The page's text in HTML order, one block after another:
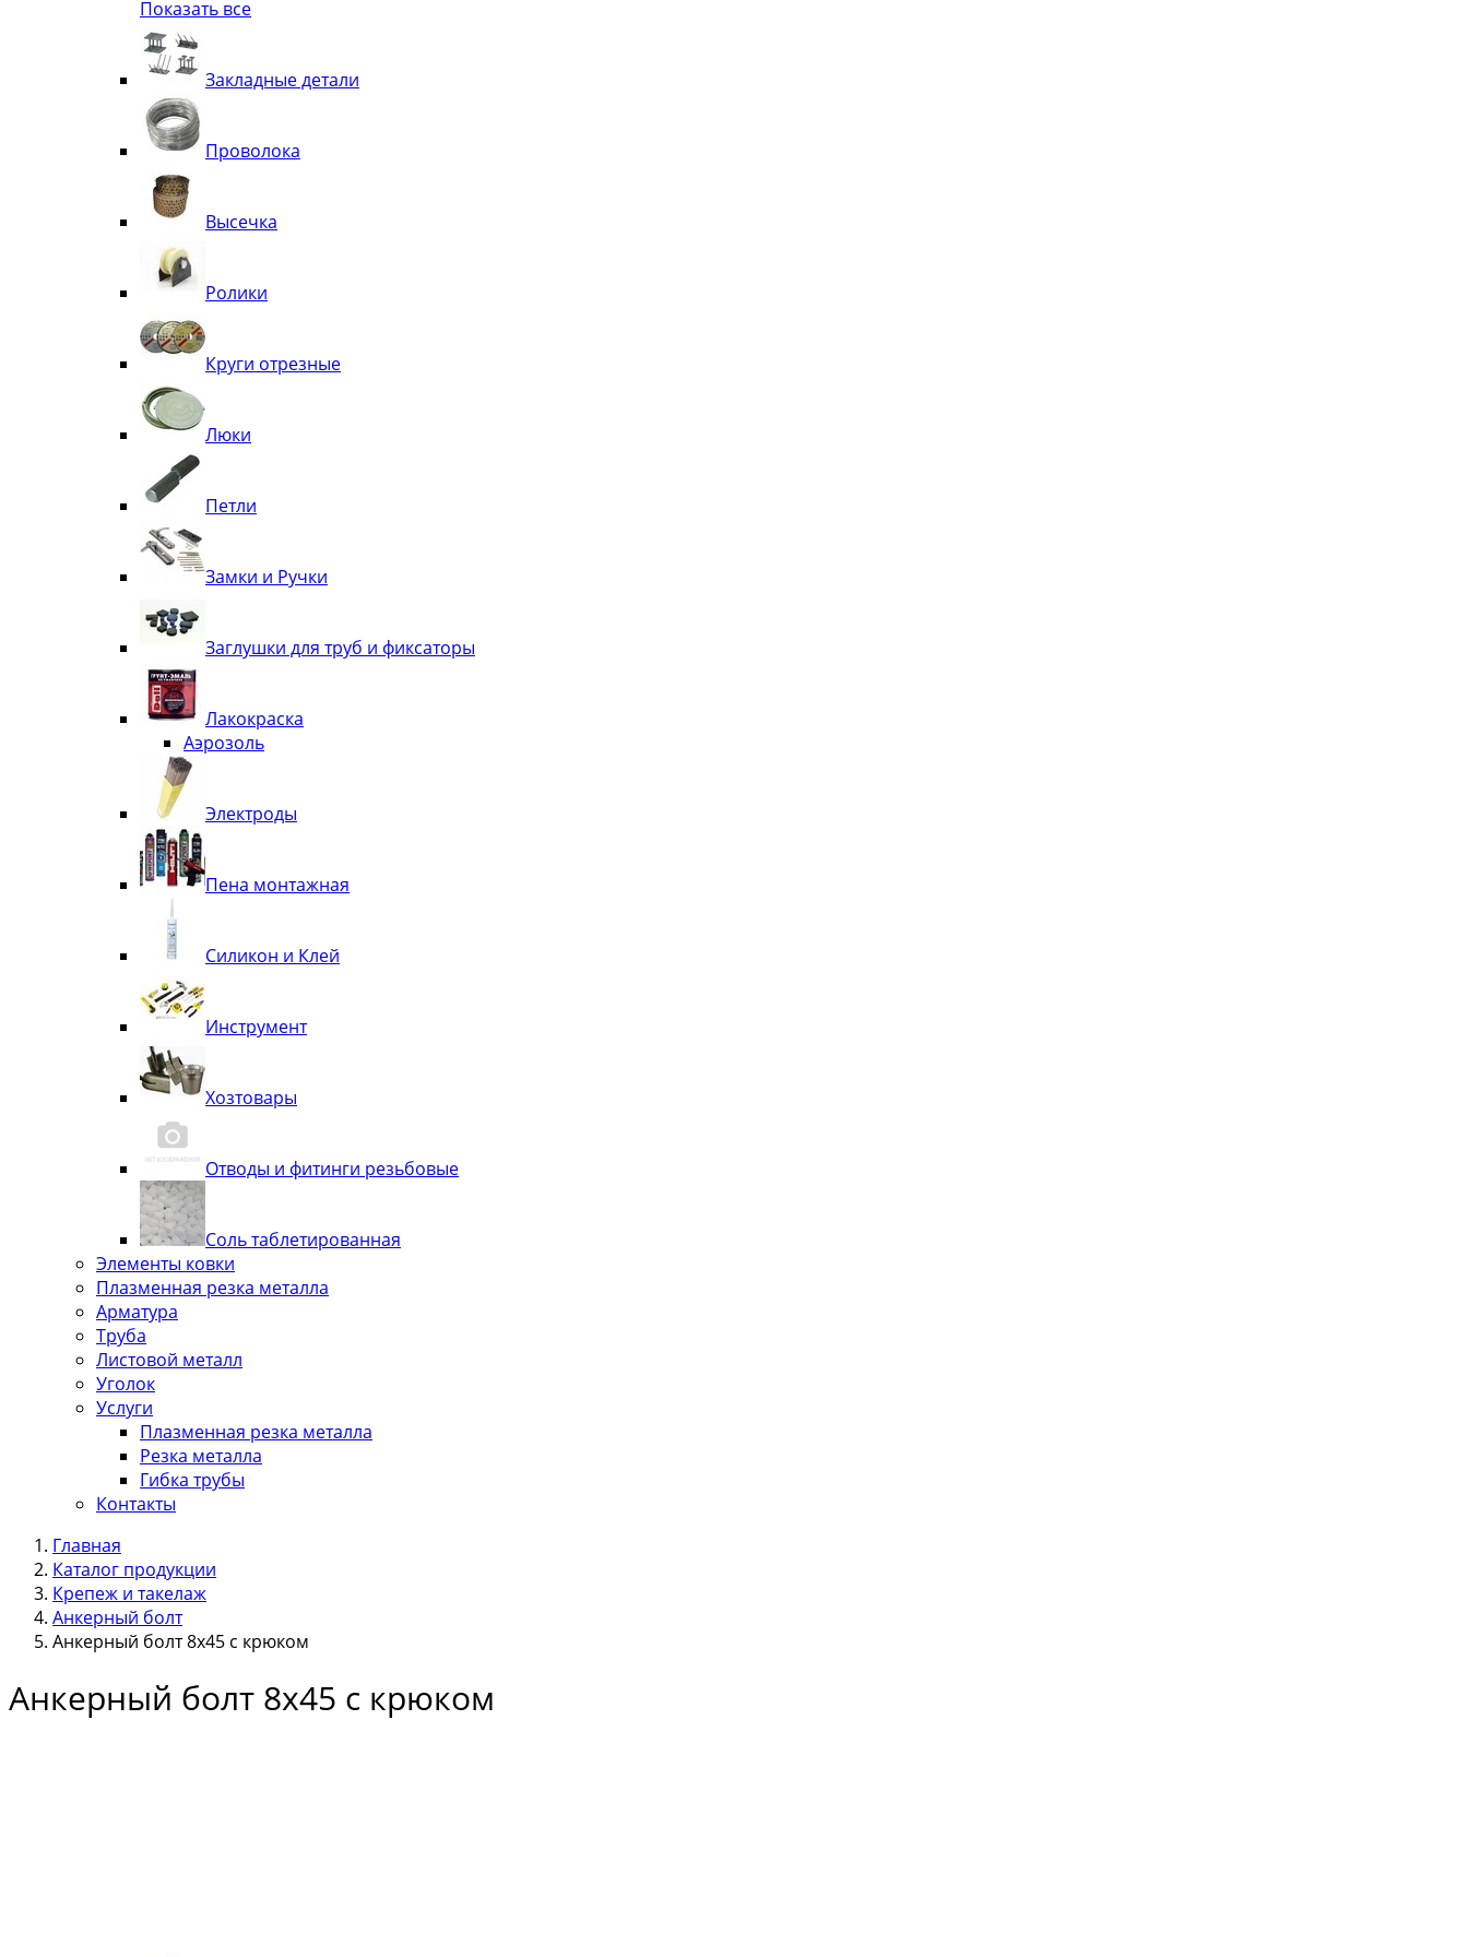
Квадрат
Труба декоративная
Элементы орнамента из квадрата, трубы
Узоры
Лавки
Показать все
Закладные детали
Проволока
Высечка
Ролики
Круги отрезные
Люки
Петли
Замки и Ручки
Заглушки для труб и фиксаторы
Лакокраска
Аэрозоль
Электроды
Пена монтажная
Силикон и Клей
Инструмент
Хозтовары
Отводы и фитинги резьбовые
Соль таблетированная
Элементы ковки
Плазменная резка металла
Арматура
Труба
Листовой металл
Уголок
Услуги
Плазменная резка металла
Резка металла
Гибка трубы
Контакты
Главная
Каталог продукции
Крепеж и такелаж
Анкерный болт
Анкерный болт 8х45 с крюком
Анкерный болт 8х45 с крюком